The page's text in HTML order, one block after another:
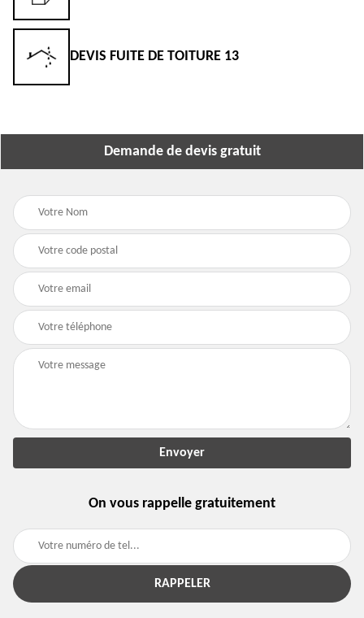
DEVIS FUITE DE TOITURE 13
Demande de devis gratuit
On vous rappelle gratuitement